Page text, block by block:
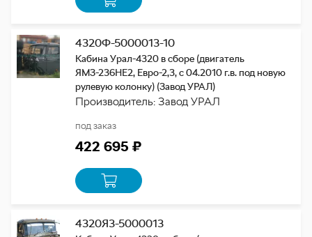
4320Ф-5000013-10
Кабина Урал-4320 в сборе (двигатель
ЯМЗ-236НЕ2, Евро-2,3, с 04.2010 г.в. под новую
рулевую колонку) (Завод УРАЛ)
Производитель: Завод УРАЛ
под заказ
422 695 ₽
4320Я3-5000013